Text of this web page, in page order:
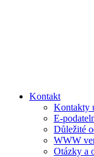
Kontakt
Kontakty
E-
Důležité
WWW
Otázky a